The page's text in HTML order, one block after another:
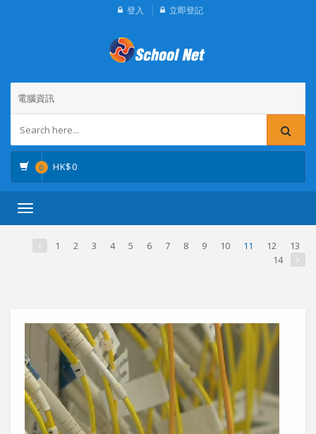
登入 立即登記
電腦資訊
0 HK$0
Toggle
1
2 3 4 5 6 7 8 9 10 11 12
13
14